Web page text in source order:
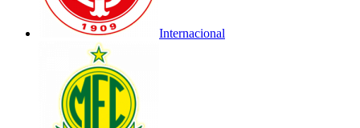
Internacional